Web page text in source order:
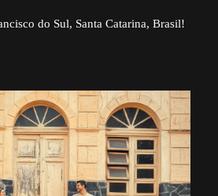
do Sul, Santa Catarina, Brasil!